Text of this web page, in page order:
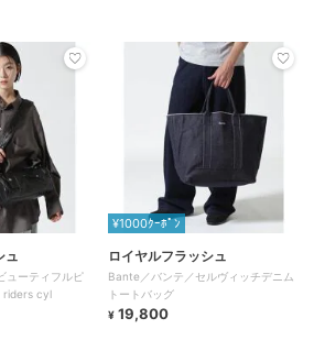
ュ
ューティフルピ
riders cyl
¥1000ｸｰﾎﾟﾝ
ロイヤルフラッシュ
Bante／バンテ／セルヴィッチデニム
トートバッグ
¥ 19,800